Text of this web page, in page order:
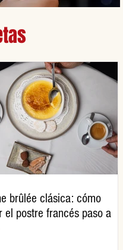
brûlée clásica: cómo
el postre francés paso a